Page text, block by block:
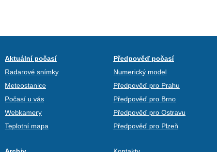
Aktuální počasí
Radarové snímky
Meteostanice
Počasí u vás
Webkamery
Teplotní mapa
Předpověď počasí
Numerický model
Předpověď pro Prahu
Předpověď pro Brno
Předpověď pro Ostravu
Předpověď pro Plzeň